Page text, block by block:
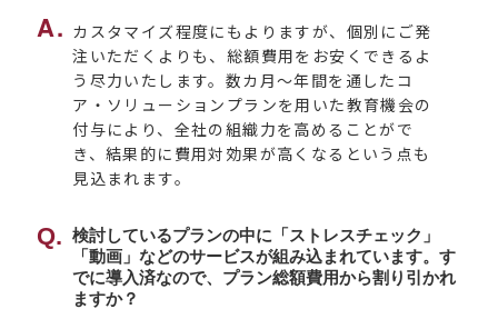
カスタマイズ程度にもよりますが、個別にご発
注いただくよりも、総額費用をお安くできるよ
う尽力いたします。数カ月～年間を通したコ
ア・ソリューションプランを用いた教育機会の
付与により、全社の組織力を高めることがで
き、結果的に費用対効果が高くなるという点も
見込まれます。
検討しているプランの中に「ストレスチェック」
「動画」などのサービスが組み込まれています。す
でに導入済なので、プラン総額費用から割り引かれ
ますか？